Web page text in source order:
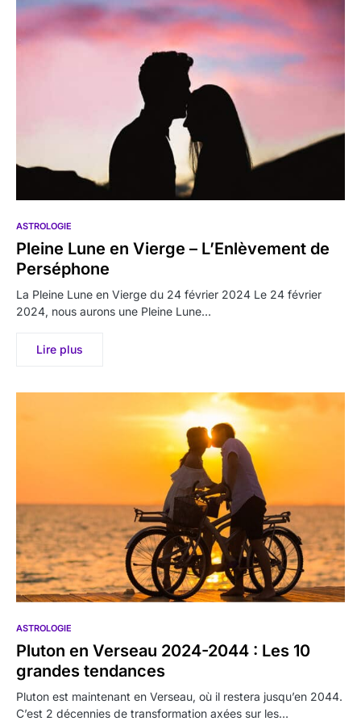
ASTROLOGIE
Pleine Lune en Vierge – L’Enlèvement de
Perséphone
La Pleine Lune en Vierge du 24 février 2024 Le 24 février
2024, nous aurons une Pleine Lune…
Lire plus
ASTROLOGIE
Pluton en Verseau 2024-2044 : Les 10
grandes tendances
Pluton est maintenant en Verseau, où il restera jusqu’en 2044.
C’est 2 décennies de transformation axées sur les…